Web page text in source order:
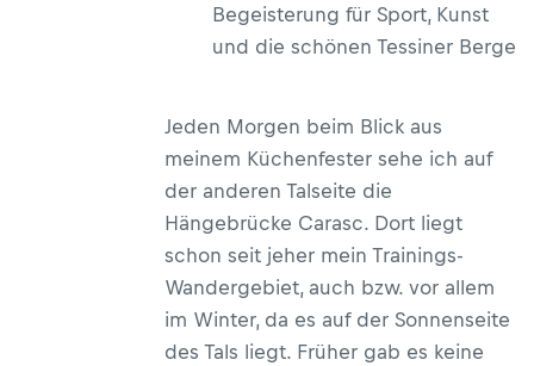
Begeisterung für Sport, Kunst
und die schönen Tessiner Berge
Jeden Morgen beim Blick aus
meinem Küchenfester sehe ich auf
der anderen Talseite die
Hängebrücke Carasc. Dort liegt
schon seit jeher mein Trainings-
Wandergebiet, auch bzw. vor allem
im Winter, da es auf der Sonnenseite
des Tals liegt. Früher gab es keine